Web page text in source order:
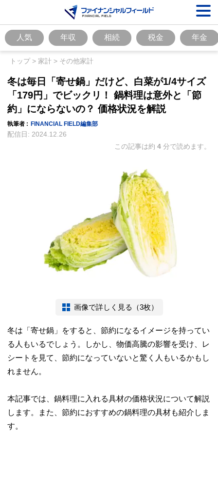
人気 年収 相続 税金 年金
トップ> 家計 > その他家計
冬は毎日「寄せ鍋」だけど、白菜が1/4サイズ
「179円」でビックリ！ 鍋料理は意外と「節
約」にならないの？ 価格状況を解説
執筆者 : FINANCIAL FIELD編集部
配信日: 2024.12.26
この記事は約 4 分で読めます。
画像で詳しく見る（3枚）
冬は「寄せ鍋」をすると、節約になるイメージを持ってい
る人もいるでしょう。しかし、物価高騰の影響を受け、レ
シートを見て、節約になっていないと驚く人もいるかもし
れません。
本記事では、鍋料理に入れる具材の価格状況について解説
します。また、節約におすすめの鍋料理の具材も紹介しま
す。